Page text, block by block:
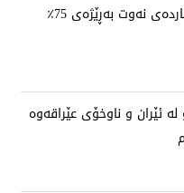
وەزیری نەوتی عێراق: هەناردەی نەوت بەڕێژەی 75٪
ئێران و ناوخۆی عێراقەوە